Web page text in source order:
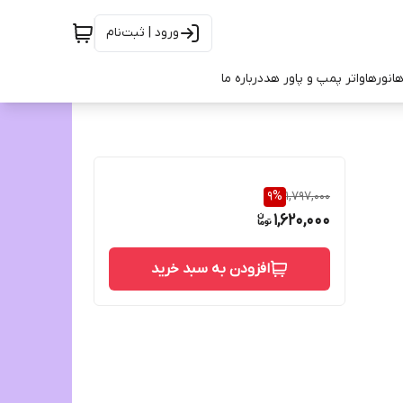
ورود | ثبت‌نام
نورهاواتر پمپ و پاور هددرباره ما
1,797,000
9%
1,620,000
افزودن به سبد خرید